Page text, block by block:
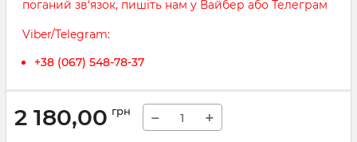
поганий зв‘язок, пишіть нам у Вайбер або Телеграм
Viber/Telegram:
+38 (067) 548-78-37
2 180,00 грн − +